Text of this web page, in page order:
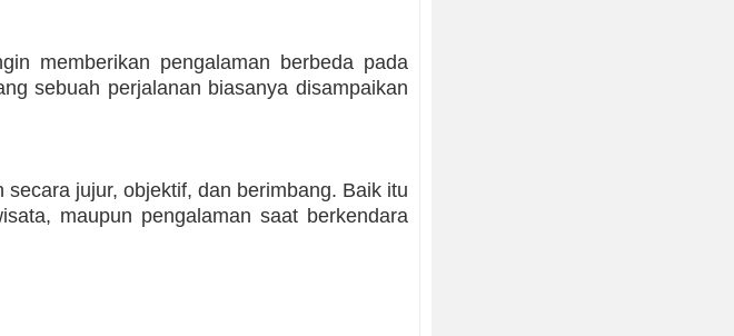
memberikan pengalaman berbeda pada
sebuah perjalanan biasanya disampaikan
jujur, objektif, dan berimbang. Baik itu
maupun pengalaman saat berkendara